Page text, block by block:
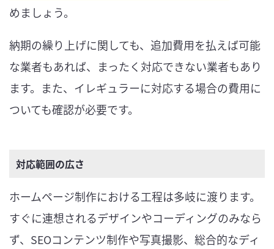
めましょう。
納期の繰り上げに関しても、追加費用を払えば可能
な業者もあれば、まったく対応できない業者もあり
ます。また、イレギュラーに対応する場合の費用に
ついても確認が必要です。
対応範囲の広さ
ホームページ制作における工程は多岐に渡ります。
すぐに連想されるデザインやコーディングのみなら
ず、SEOコンテンツ制作や写真撮影、総合的なディ